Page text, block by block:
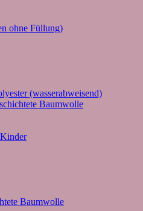
ohne Füllung)
(wasserabweisend)
Baumwolle
Baumwolle